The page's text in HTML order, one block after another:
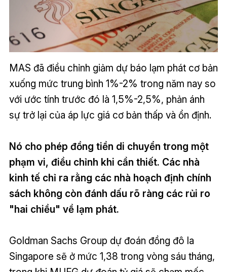
MAS đã điều chỉnh giảm dự báo lạm phát cơ bản
xuống mức trung bình 1%-2% trong năm nay so
với ước tính trước đó là 1,5%-2,5%, phản ánh
sự trở lại của áp lực giá cơ bản thấp và ổn định.
Nó cho phép đồng tiền di chuyển trong một
phạm vi, điều chỉnh khi cần thiết. Các nhà
kinh tế chỉ ra rằng các nhà hoạch định chính
sách không còn đánh dấu rõ ràng các rủi ro
"hai chiều" về lạm phát.
Goldman Sachs Group dự đoán đồng đô la
Singapore sẽ ở mức 1,38 trong vòng sáu tháng,